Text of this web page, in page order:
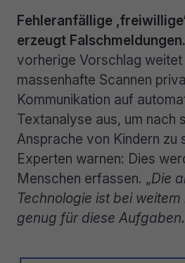
Fehleranfällige
erzeugt Falschmeldungen.
vorherige Vorschlag
massenhafte Scannen
Kommunikation auf
Textanalyse aus, um nach
Ansprache von Kindern zu
Experten warnen: Dies
Menschen erfassen. „Die
Technologie ist bei
genug für diese Aufgaben.